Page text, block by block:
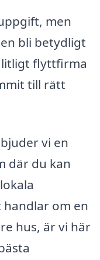
men
bli betydligt
flyttfirma
till rätt
vi en
där du kan
om en
hus, är vi här